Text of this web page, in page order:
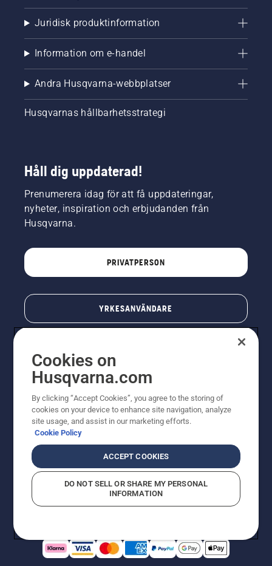
Juridisk produktinformation
Information om e-handel
Andra Husqvarna-webbplatser
Husqvarnas hållbarhetsstrategi
Håll dig uppdaterad!
Prenumerera idag för att få uppdateringar,
nyheter, inspiration och erbjudanden från
Husqvarna.
PRIVATPERSON
YRKESANVÄNDARE
© Husqvarna AB (publ). All rights reserved. Priserna
som visas är rekommenderade cirkapriser. Alla angivna
priser är rekommenderade försäljningspriser (inkl.
moms) om inte produkten är tillgänglig för direkt köp.
CookiepolicyAnvändningsvillkor Sekretessmeddelande
Rapportera misstänkta överträdelser
Cookies on
Husqvarna.com
By clicking “Accept Cookies”, you agree to the storing of
cookies on your device to enhance site navigation, analyze
site usage, and assist in our marketing efforts.
Cookie Policy
ACCEPT COOKIES
DO NOT SELL OR SHARE MY PERSONAL
INFORMATION